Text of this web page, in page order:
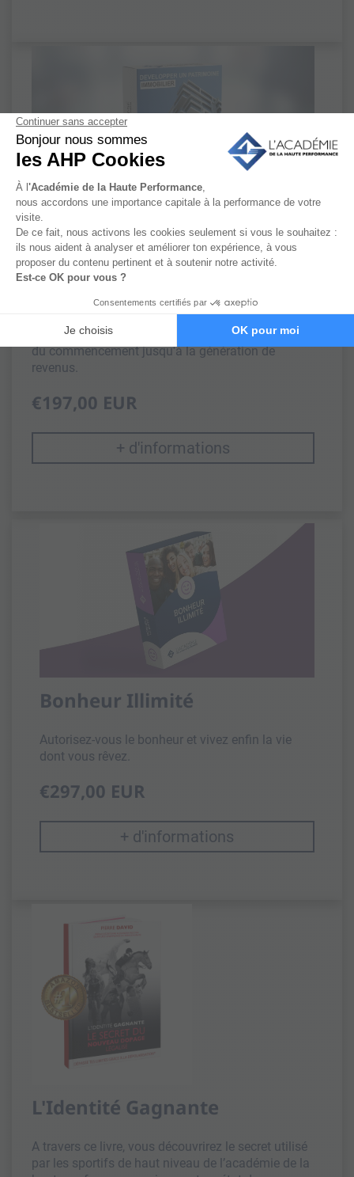
Optimiser ses revenus extra-
sportifs/coaching :
Développer un patrimoine
immobilier
Apprendre à développer un patrimoine immobilier
du commencement jusqu'à la génération de
revenus.
€197,00 EUR
+ d'informations
Bonheur Illimité
Autorisez-vous le bonheur et vivez enfin la vie
dont vous rêvez.
€297,00 EUR
+ d'informations
L'Identité Gagnante
A travers ce livre, vous découvrirez le secret utilisé
par les sportifs de haut niveau de l’académie de la